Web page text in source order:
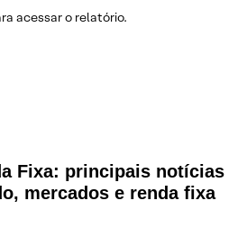
acessar o relatório.
Fixa: principais notícias
mercados e renda fixa